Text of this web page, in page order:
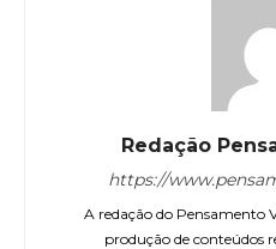
Redação
https://
A redação do Pensamento
produção de conteúdos